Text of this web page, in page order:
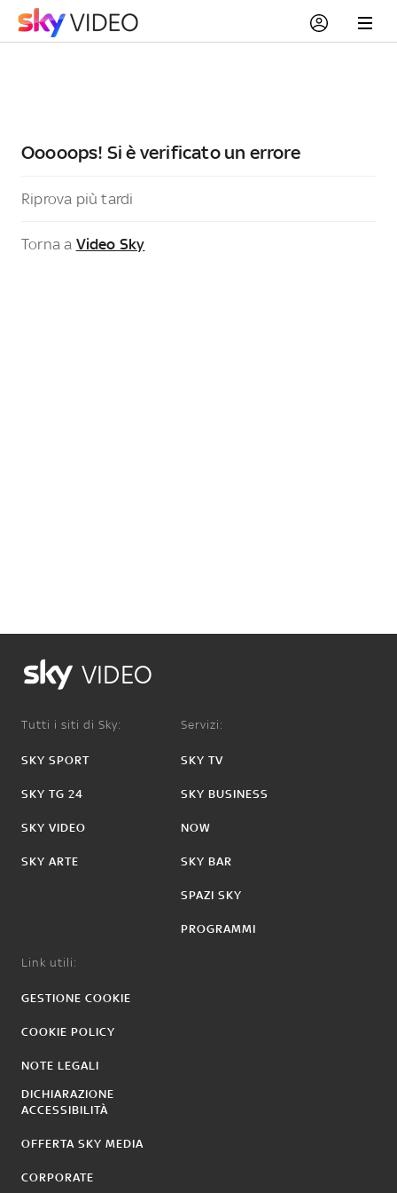
Ooooops! Si è verificato un errore
Riprova più tardi
Torna a Video Sky
VIDEO
Tutti i siti di Sky:
SKY SPORT
SKY TG 24
SKY VIDEO
SKY ARTE
Servizi:
SKY TV
SKY BUSINESS
NOW
SKY BAR
SPAZI SKY
PROGRAMMI
Link utili:
GESTIONE COOKIE
COOKIE POLICY
NOTE LEGALI
DICHIARAZIONE
ACCESSIBILITÀ
OFFERTA SKY MEDIA
CORPORATE